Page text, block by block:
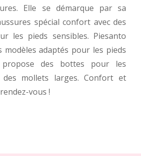
Elle se démarque par sa
spécial confort avec des
les pieds sensibles. Piesanto
modèles adaptés pour les pieds
des bottes pour les
mollets larges. Confort et
vous !